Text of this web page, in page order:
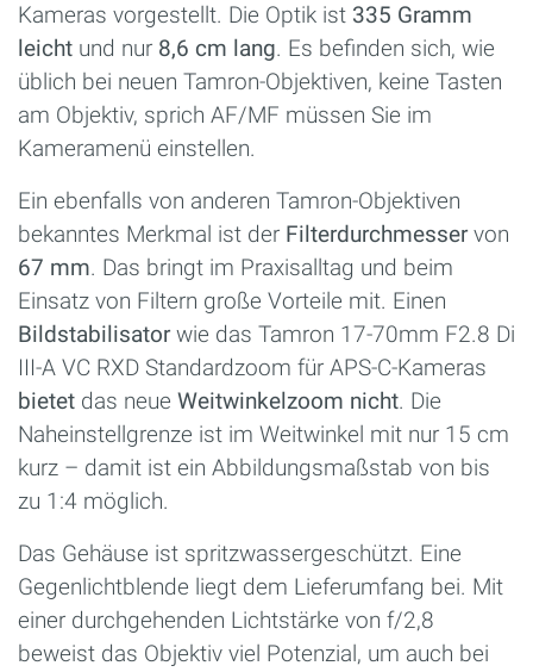
Kameras vorgestellt. Die Optik ist 335 Gramm
leicht und nur 8,6 cm lang. Es befinden sich, wie
üblich bei neuen Tamron-Objektiven, keine Tasten
am Objektiv, sprich AF/MF müssen Sie im
Kameramenü einstellen.
Ein ebenfalls von anderen Tamron-Objektiven
bekanntes Merkmal ist der Filterdurchmesservon
67 mm. Das bringt im Praxisalltag und beim
Einsatz von Filtern große Vorteile mit. Einen
Bildstabilisatorwie das Tamron 17-70mm F2.8 Di
III-A VC RXD Standardzoom für APS-C-Kameras
bietet das neue Weitwinkelzoom nicht. Die
Naheinstellgrenze ist im Weitwinkel mit nur 15 cm
kurz – damit ist ein Abbildungsmaßstab von bis
zu 1:4 möglich.
Das Gehäuse ist spritzwassergeschützt. Eine
Gegenlichtblende liegt dem Lieferumfang bei. Mit
einer durchgehenden Lichtstärke von f/2,8
beweist das Objektiv viel Potenzial, um auch bei